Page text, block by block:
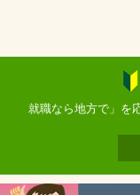
就職なら地方で」を